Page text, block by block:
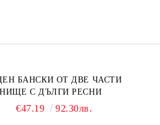
БАНСКИ ОТ ДВЕ ЧАСТИ
С ДЪЛГИ РЕСНИ
€47.19 92.30лв.